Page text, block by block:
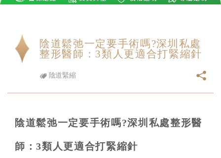
陰道鬆弛一定要手術嗎?深圳私處
整形醫師：3類人更適合打緊縮針
陰道緊縮
陰道鬆弛一定要手術嗎?深圳私處整形醫
師：3類人更適合打緊縮針